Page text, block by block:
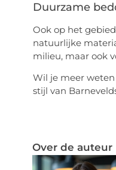
Duurzame
Ook op het
natuurlijke
milieu, maar ook
Wil je meer
stijl van
Over de auteur